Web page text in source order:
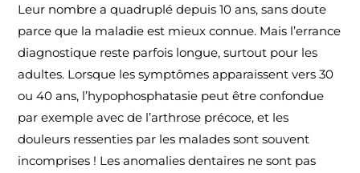
Leur nombre a quadruplé depuis 10 ans, sans doute
parce que la maladie est mieux connue. Mais l’errance
diagnostique reste parfois longue, surtout pour les
adultes. Lorsque les symptômes apparaissent vers 30
ou 40 ans, l’hypophosphatasie peut être confondue
par exemple avec de l’arthrose précoce, et les
douleurs ressenties par les malades sont souvent
incomprises ! Les anomalies dentaires ne sont pas